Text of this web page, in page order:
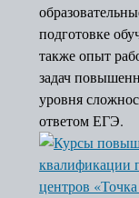
подготовке
также опыт
задач
уровня
ответом ЕГЭ.